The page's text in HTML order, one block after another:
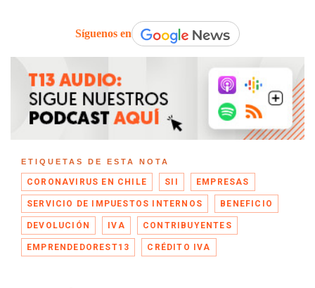
Síguenos en
ETIQUETAS DE ESTA NOTA
CORONAVIRUS EN CHILE SII EMPRESAS
SERVICIO DE IMPUESTOS INTERNOS BENEFICIO
DEVOLUCIÓN IVA CONTRIBUYENTES
EMPRENDEDOREST13 CRÉDITO IVA